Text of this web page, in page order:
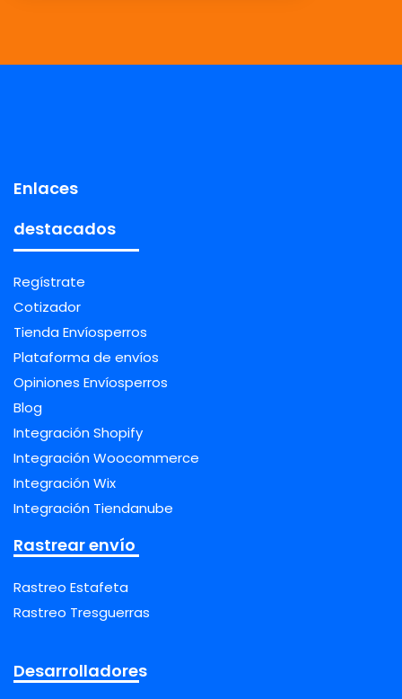
Enlaces
destacados
Regístrate
Cotizador
Tienda Envíosperros
Plataforma de envíos
Opiniones Envíosperros
Blog
Integración Shopify
Integración Woocommerce
Integración Wix
Integración Tiendanube
Rastrear envío
Rastreo Estafeta
Rastreo Tresguerras
Desarrolladores